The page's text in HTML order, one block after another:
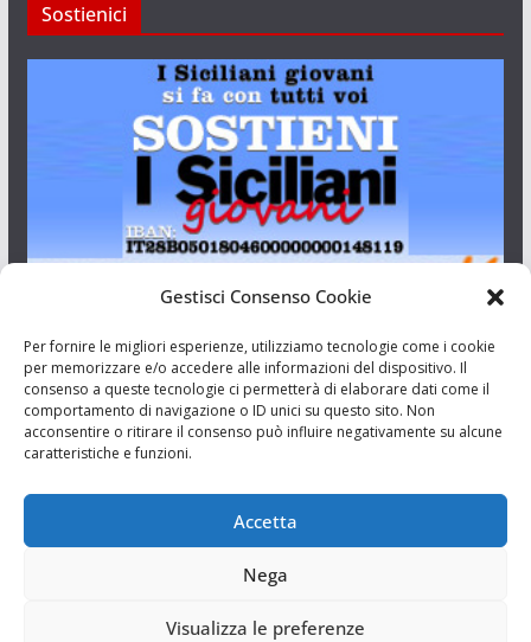
Gestisci Consenso Cookie
Per fornire le migliori esperienze, utilizziamo tecnologie come i cookie
per memorizzare e/o accedere alle informazioni del dispositivo. Il
consenso a queste tecnologie ci permetterà di elaborare dati come il
comportamento di navigazione o ID unici su questo sito. Non
acconsentire o ritirare il consenso può influire negativamente su alcune
caratteristiche e funzioni.
Accetta
Nega
Visualizza le preferenze
Sostienici
Aut. del tribunale di Catania n.23/2011 del 20/09/2011 Dir.
Resp. Riccardo Orioles.
Associazione Culturale I Siciliani Giovani
via Randazzo 27 Catania